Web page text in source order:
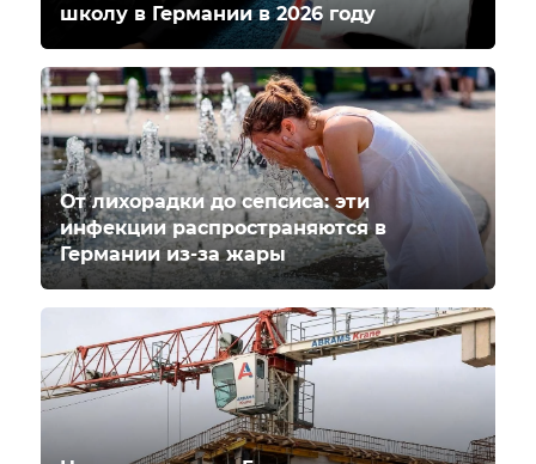
школу в Германии в 2026 году
От лихорадки до сепсиса: эти
инфекции распространяются в
Германии из-за жары